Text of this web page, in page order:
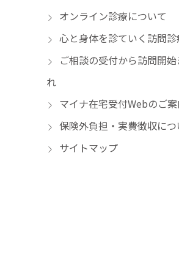
オンライン診療について
心と身体を診ていく訪問診
ご相談の受付から訪問開
れ
マイナ在宅受付Webのご
保険外負担・実費徴収につ
サイトマップ